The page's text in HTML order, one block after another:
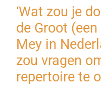
‘Wat zou je
de Groot
Mey in
zou vragen
repertoire te